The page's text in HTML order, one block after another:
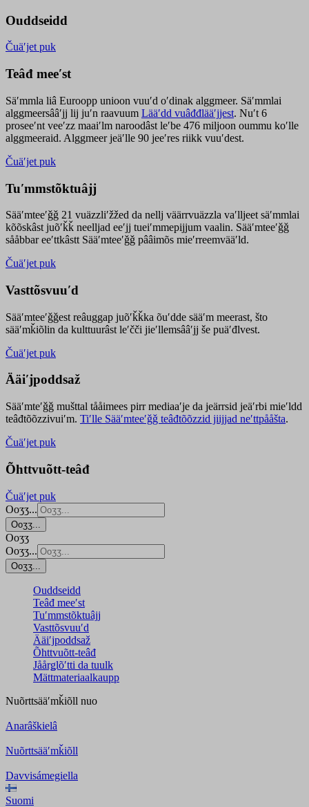
Ouddseidd
Čuäʹjet puk
Teâđ meeʹst
Säʹmmla liâ Euroopp unioon vuuʹd oʹdinak alggmeer. Säʹmmlai
alggmeersââʹjj lij juʹn raavuum Lääʹdd vuâđđlääʹjjest. Nuʹt 6
proseeʹnt veeʹzz maaiʹlm naroodâst leʹbe 476 miljoon oummu koʹlle
alggmeeraid. Alggmeer jeäʹlle 90 jeeʹres riikk vuuʹdest.
Čuäʹjet puk
Tuʹmmstõktuâjj
Sääʹmteeʹǧǧ 21 vuäzzliʹžžed da nellj väärrvuäzzla vaʹlljeet säʹmmlai
kõõskâst juõʹǩǩ neelljad eeʹjj tueiʹmmepijjum vaalin. Sääʹmteeʹǧǧ
sååbbar eeʹttkâstt Sääʹmteeʹǧǧ pââimõs mieʹrreemvääʹld.
Čuäʹjet puk
Vasttõsvuuʹd
Sääʹmteeʹǧǧest reâuggap juõʹǩǩka õuʹdde sääʹm meerast, što
sääʹmǩiõlin da kulttuurâst leʹčči jieʹllemsââʹjj še puäʹđlvest.
Čuäʹjet puk
Ääiʹjpoddsaž
Sääʹmteʹǧǧ mušttal tååimees pirr mediaaʹje da jeärrsid jeäʹrbi mieʹldd
teâđtõõzzivuiʹm. Tiʹlle Sääʹmteeʹǧǧ teâđtõõzzid jiijjad neʹttpååšta.
Čuäʹjet puk
Õhttvuõtt-teâđ
Čuäʹjet puk
Ooʒʒ...
Ooʒʒ...
Ooʒʒ
Ooʒʒ...
Ooʒʒ...
Ouddseidd
Teâđ meeʹst
Tuʹmmstõktuâjj
Vasttõsvuuʹd
Ääiʹjpoddsaž
Õhttvuõtt-teâđ
Jåårǥlõʹtti da tuulk
Mättmateriaalkaupp
Nuõrttsääʹmǩiõll nuo
Anarâškielâ
Nuõrttsääʹmǩiõll
Davvisámegiella
Suomi